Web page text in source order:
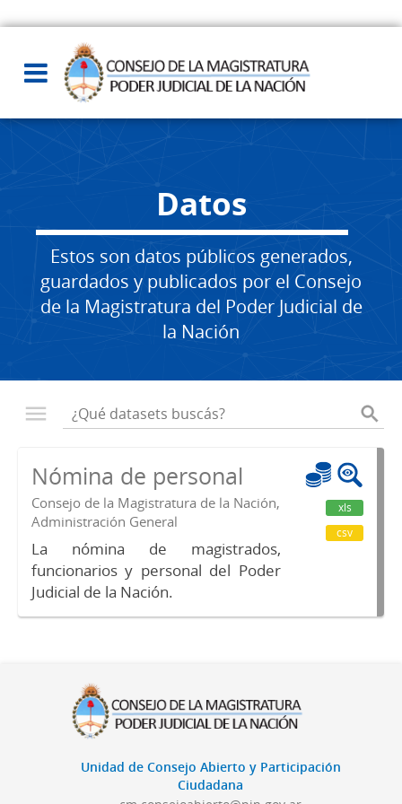
Datos
Estos son datos públicos generados,
guardados y publicados por el Consejo
de la Magistratura del Poder Judicial de
la Nación
Nómina de personal
Consejo de la Magistratura de la Nación,
Administración General
La nómina de magistrados,
funcionarios y personal del Poder
Judicial de la Nación.
xls
csv
Unidad de Consejo Abierto y Participación
Ciudadana